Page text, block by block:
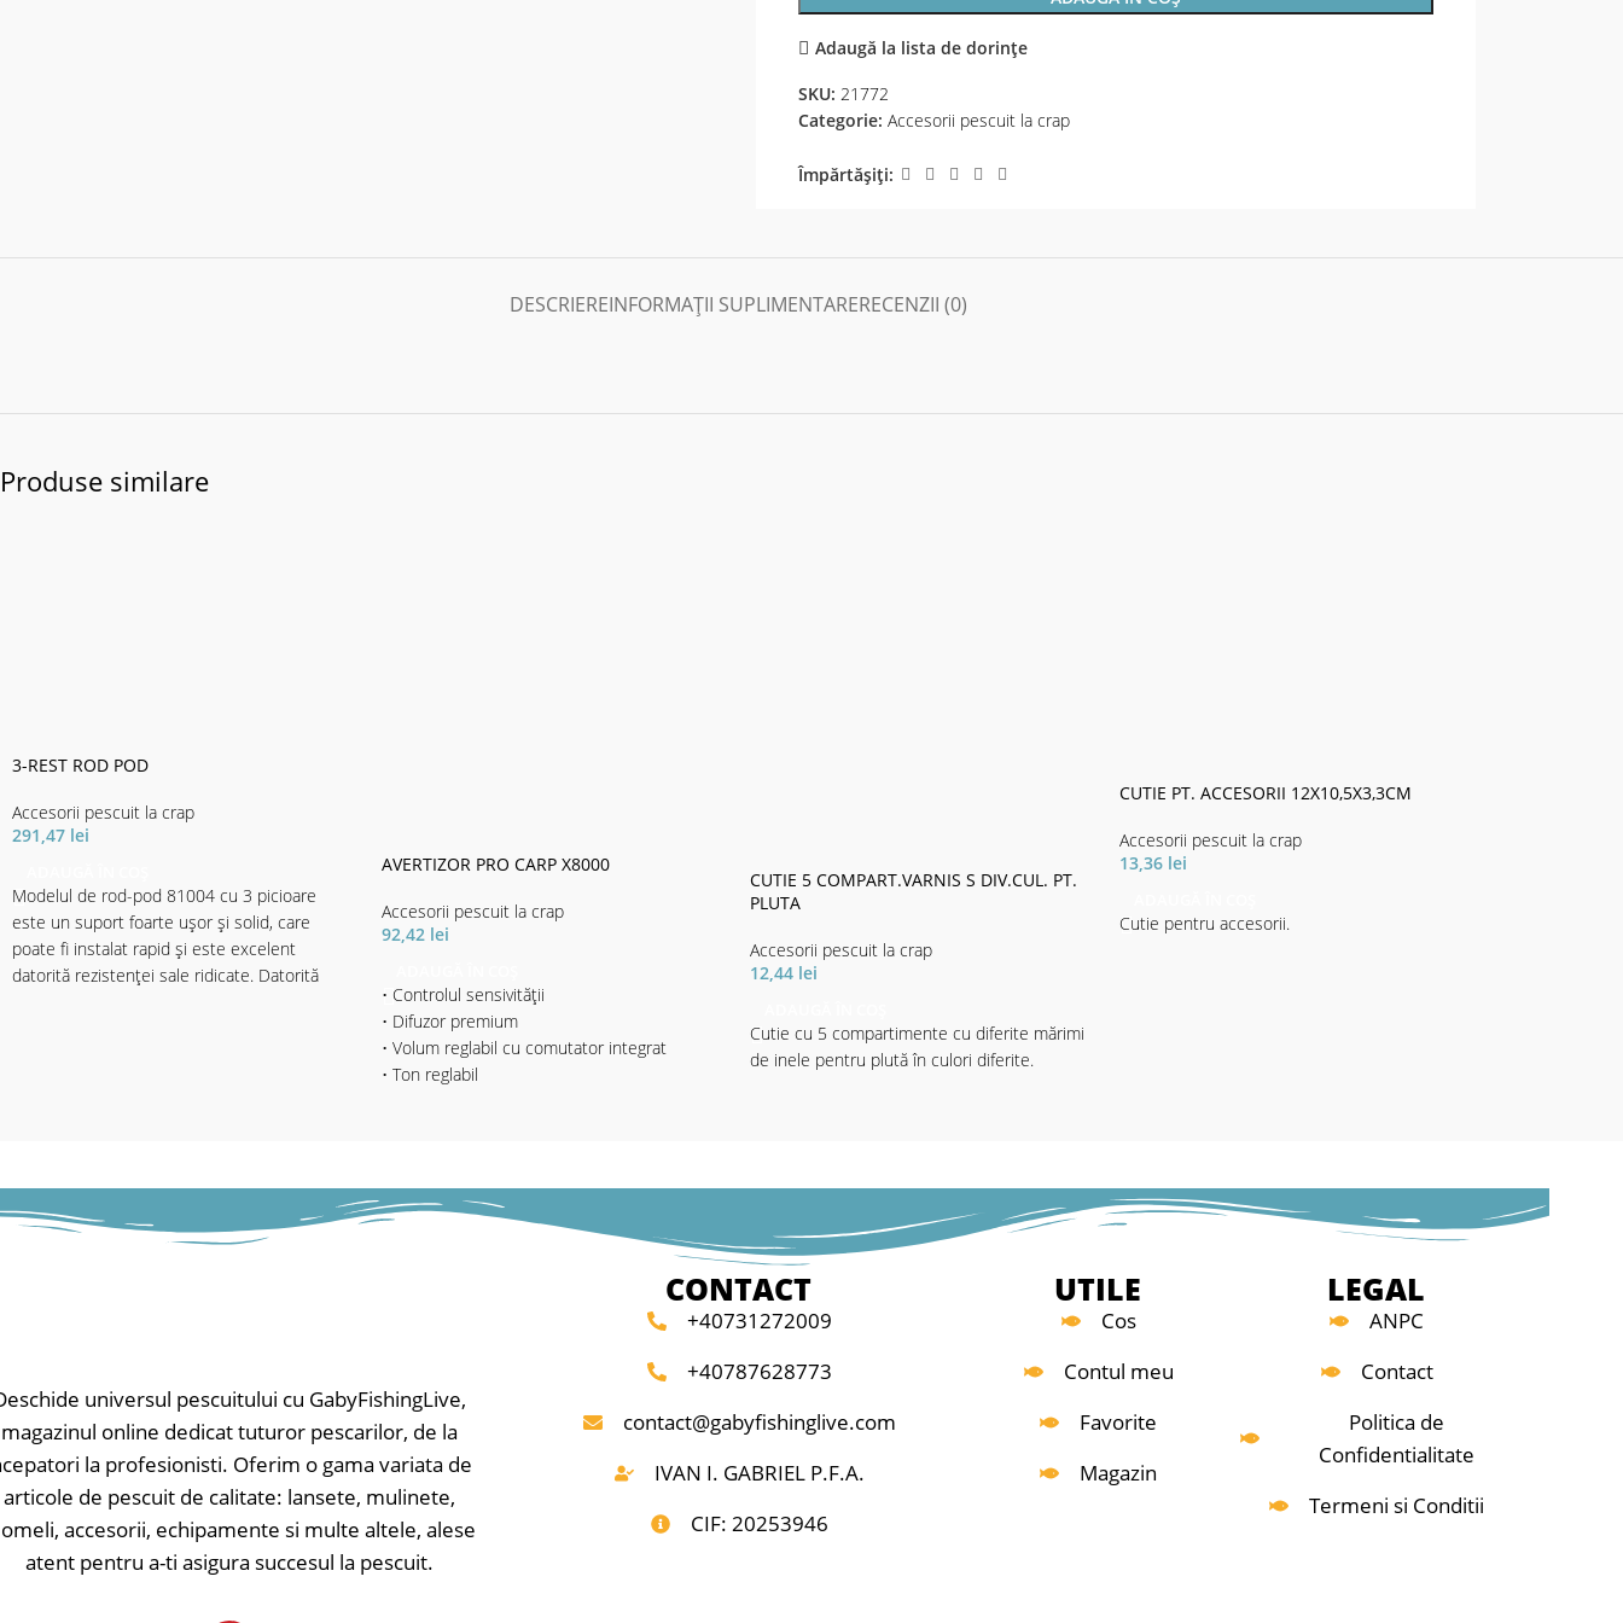
Adaugă la lista de dorințe
SKU: 21772
Categorie: Accesorii pescuit la crap
Împărtășiți:
DESCRIEREINFORMAȚII SUPLIMENTARERECENZII (0)
Produse similare
3-REST ROD POD
Accesorii pescuit la crap
291,47 lei
Modelul de rod-pod 81004 cu 3 picioare
este un suport foarte ușor și solid, care
poate fi instalat rapid și este excelent
datorită rezistenței sale ridicate. Datorită
de transport.
Material husă de transport: 100% polyester.
• Greutate: 2kg
AVERTIZOR PRO CARP X8000
Accesorii pescuit la crap
92,42 lei
• Controlul sensivității
• Difuzor premium
• Volum reglabil cu comutator integrat
• Ton reglabil
• Bară de LED ca afișaj interval (cădere
întinzător și derulare fir, diferit), roșu
• Alimentare cu baterie de 9V
CUTIE 5 COMPART.VARNIS S DIV.CUL. PT.
PLUTA
Accesorii pescuit la crap
12,44 lei
Cutie cu 5 compartimente cu diferite mărimi
de inele pentru plută în culori diferite.
CUTIE PT. ACCESORII 12X10,5X3,3CM
Accesorii pescuit la crap
13,36 lei
Cutie pentru accesorii.
universul pescuitului cu GabyFishingLive,
magazinul online dedicat tuturor pescarilor, de la
la profesionisti. Oferim o gama variata de
articole de pescuit de calitate: lansete, mulinete,
accesorii, echipamente si multe altele, alese
atent pentru a-ti asigura succesul la pescuit.
CONTACT
+40731272009
+40787628773
contact@gabyfishinglive.com
IVAN I. GABRIEL P.F.A.
CIF: 20253946
UTILE
Cos
Contul meu
Favorite
Magazin
LEGAL
ANPC
Contact
Politica de
Confidentialitate
Termeni si Conditii